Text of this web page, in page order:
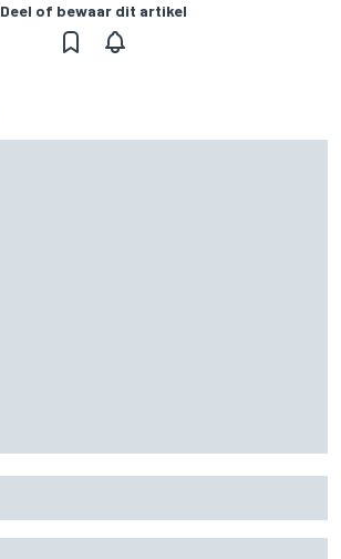
Deel of bewaar dit artikel